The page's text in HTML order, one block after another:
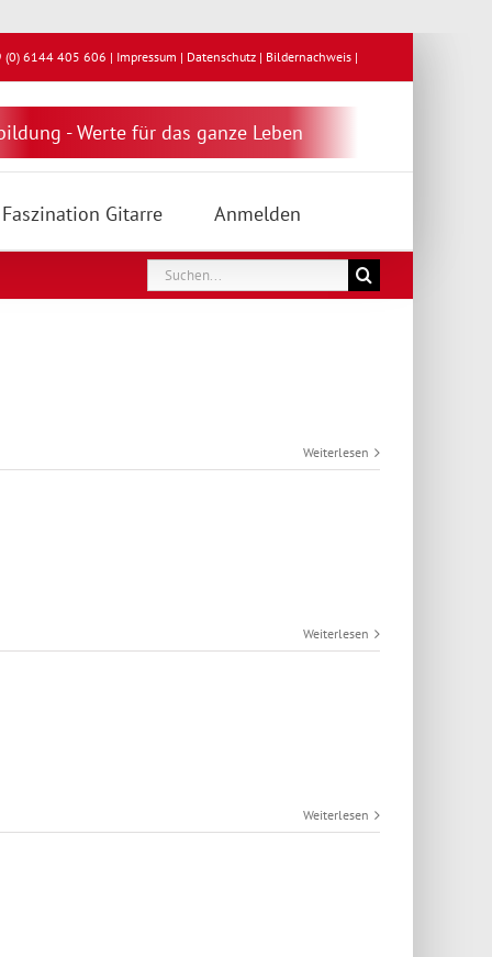
(0) 6144 405 606 | Impressum | Datenschutz | Bildernachweis |
- Werte für das ganze Leben
Faszination Gitarre Anmelden
Suche
nach:
Weiterlesen
Weiterlesen
Weiterlesen